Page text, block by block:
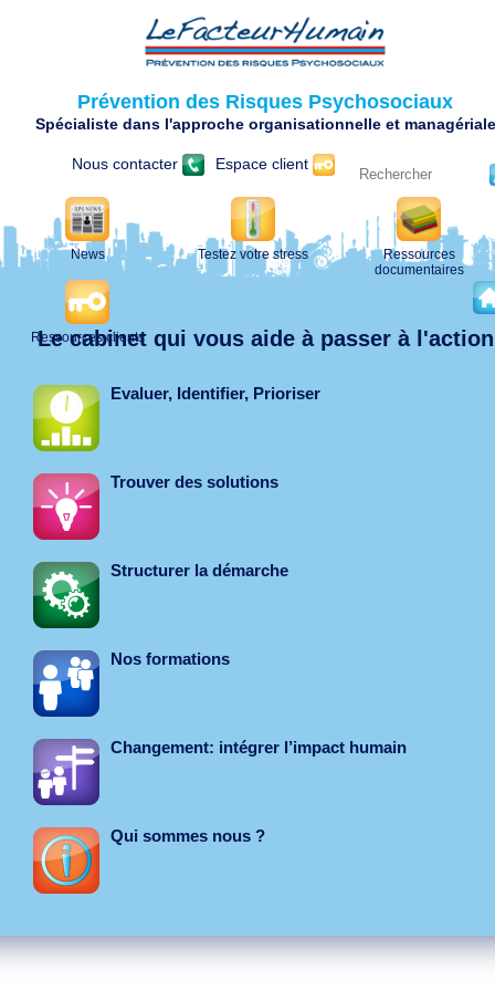
Prévention des Risques Psychosociaux
Spécialiste dans l'approche organisationnelle et managériale
Espace client
Nous contacter
News Testez votre stress
Ressources
documentaires
Ressources clients
Le cabinet qui vous aide à passer à l'action
Evaluer, Identifier, Prioriser
Trouver des solutions
Structurer la démarche
Nos formations
Changement: intégrer l’impact humain
Qui sommes nous ?